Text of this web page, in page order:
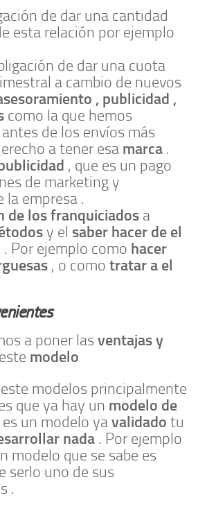
de dar una cantidad
esta relación por ejemplo
de dar una cuota
a cambio de nuevos
, publicidad ,
como la que hemos
de los envíos más
a tener esa marca .
, que es un pago
de marketing y
la empresa .
de los franquiciados a
y el saber hacer de el
. Por ejemplo como hacer
, o como tratar a el
a poner lasventajas y
modelo
modelos principalmente
que ya hay un modelo de
es un modelo yavalidado tu
nada . Por ejemplo
modelo que se sabe es
serlo uno de sus
.